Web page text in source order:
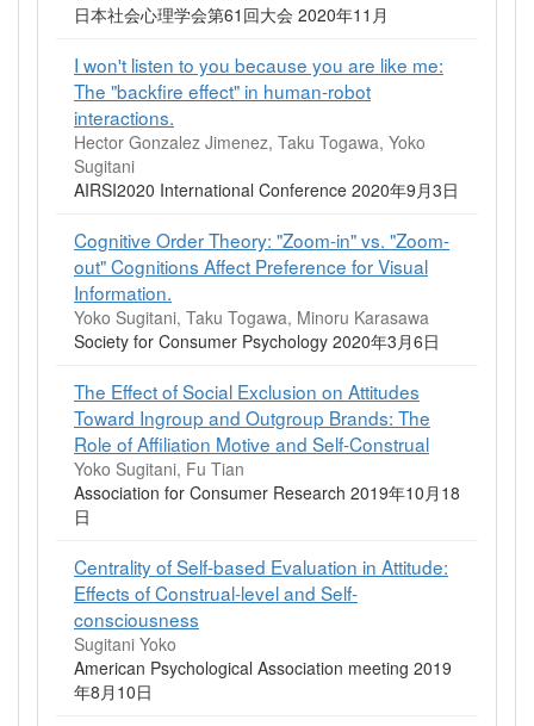
日本社会心理学会第61回大会 2020年11月
I won't listen to you because you are like me:
The "backfire effect" in human-robot
interactions.
Hector Gonzalez Jimenez, Taku Togawa, Yoko
Sugitani
AIRSI2020 International Conference 2020年9月3日
Cognitive Order Theory: "Zoom-in" vs. "Zoom-
out" Cognitions Affect Preference for Visual
Information.
Yoko Sugitani, Taku Togawa, Minoru Karasawa
Society for Consumer Psychology 2020年3月6日
The Effect of Social Exclusion on Attitudes
Toward Ingroup and Outgroup Brands: The
Role of Affiliation Motive and Self-Construal
Yoko Sugitani, Fu Tian
Association for Consumer Research 2019年10月18
日
Centrality of Self-based Evaluation in Attitude:
Effects of Construal-level and Self-
consciousness
Sugitani Yoko
American Psychological Association meeting 2019
年8月10日